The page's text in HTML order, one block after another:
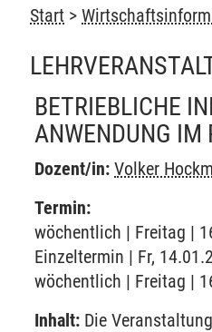
Start >
BETRIEBLICHE
ANWENDUNG IM
Dozent/in: Volker
Termin:
wöchentlich | Freitag |
Einzeltermin | Fr,
wöchentlich | Freitag |
Inhalt: Die